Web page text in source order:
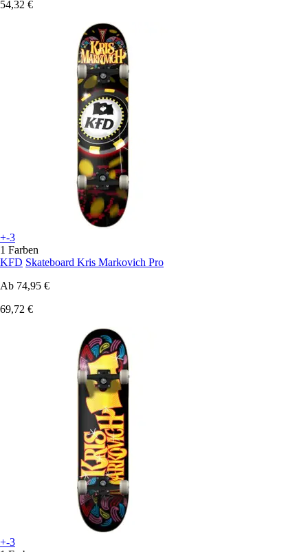
54,32 €
+-3
1 Farben
KFD Skateboard Kris Markovich Pro
Ab 74,95 €
69,72 €
+-3